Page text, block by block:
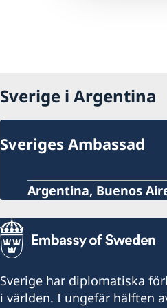
Sverige i Argentina
Sveriges Ambassad
Argentina, Buenos
Sverige har diplomatiska
i världen. I ungefär hälften